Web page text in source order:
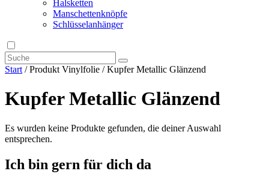
Halsketten
Manschettenknöpfe
Schlüsselanhänger
Start / Produkt Vinylfolie / Kupfer Metallic Glänzend
Kupfer Metallic Glänzend
Es wurden keine Produkte gefunden, die deiner Auswahl
entsprechen.
Ich bin gern für dich da